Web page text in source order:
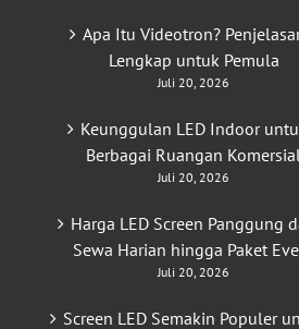
Apa Itu Videotron?
Lengkap untuk Pemula
Juli 20, 2026
Keunggulan LED Indoor
Berbagai Ruangan
Juli 20, 2026
Harga LED Screen Panggung
Sewa Harian hingga Paket
Juli 20, 2026
Screen LED Semakin Populer